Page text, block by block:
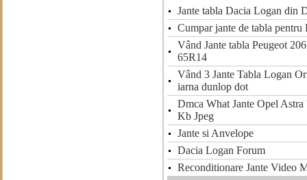
Jante tabla Dacia Logan din
Cumpar jante de tabla pentru
Vând Jante tabla Peugeot
65R14
Vând 3 Jante Tabla Logan
iarna dunlop dot
Dmca What Jante Opel
Kb Jpeg
Jante si Anvelope
Dacia Logan Forum
Reconditionare Jante Video